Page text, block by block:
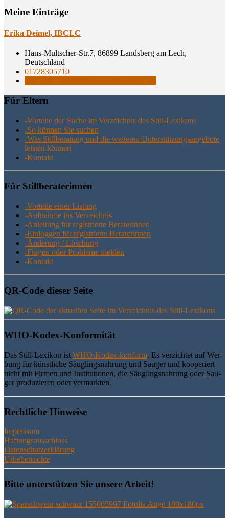
Meine Einträge
Eri­ka Dei­mel, IBCLC
Hans-Multscher-Str.7, 86899 Landsberg am Lech,
Deutschland
01728305710
Für Eltern
-Vor­tei­le der Suche im Ver­zeich­nis des Still-Lexikons
-So kön­nen Sie suchen
-Was Still­be­ra­tung und die wei­te­ren Unter­stüt­zungs­an­ge­bo­te
leis­ten können
-Kon­takt
Für Still­be­ra­te­rin­nen
-Vor­tei­le einer Listung
-Auf­nah­me ins Verzeichnis
-Anlei­tung für regis­trier­te Beraterinnen
-Ein­log­gen für regis­trier­te Beraterinnen
-Ände­rung / Löschung
-Fra­gen oder Pro­ble­me melden
-Kon­takt
QR-Code die­ser Seite
WHO-Kodex-Kon­for­mi­tät
Das Still-Lexi­kon ist WHO-Kodex-kon­form. Es ver­zich­tet auf Wer­
bung für künst­li­che Säug­lings­nah­rung und Sau­ger und koope­riert
nicht mit Fir­men und Insti­tu­tio­nen, die Säug­lings­nah­rung oder Sau­
ger pro­du­zie­ren oder vermarkten.
Recht­li­che Hinweise
Impressum
Haftungsausschluss
Datenschutzerklärung
Urheberrechte
Bit­te unter­stüt­zen Sie unse­re Arbeit!